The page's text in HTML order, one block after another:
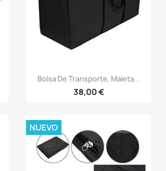
Vista rápida
Bolsa De Transporte, Maleta...
38,00 €
NUEVO